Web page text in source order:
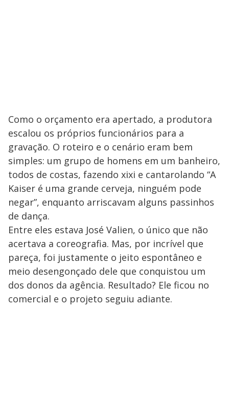
Como o orçamento era apertado, a produtora
escalou os próprios funcionários para a
gravação. O roteiro e o cenário eram bem
simples: um grupo de homens em um banheiro,
todos de costas, fazendo xixi e cantarolando “A
Kaiser é uma grande cerveja, ninguém pode
negar”, enquanto arriscavam alguns passinhos
de dança.
Entre eles estava José Valien, o único que não
acertava a coreografia. Mas, por incrível que
pareça, foi justamente o jeito espontâneo e
meio desengonçado dele que conquistou um
dos donos da agência. Resultado? Ele ficou no
comercial e o projeto seguiu adiante.